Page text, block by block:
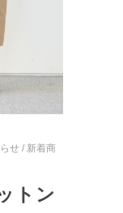
せ / 新着商
トン